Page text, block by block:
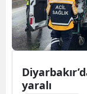
yaralı